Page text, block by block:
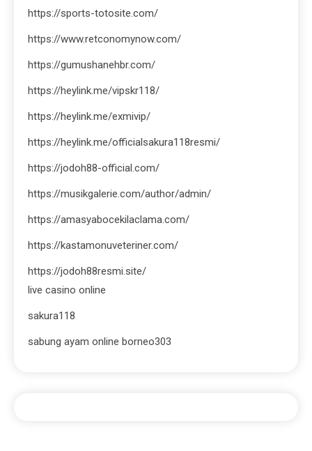
https://sports-totosite.com/
https://www.retconomynow.com/
https://gumushanehbr.com/
https://heylink.me/vipskr118/
https://heylink.me/exmivip/
https://heylink.me/officialsakura118resmi/
https://jodoh88-official.com/
https://musikgalerie.com/author/admin/
https://amasyabocekilaclama.com/
https://kastamonuveteriner.com/
https://jodoh88resmi.site/
live casino online
sakura118
sabung ayam online borneo303